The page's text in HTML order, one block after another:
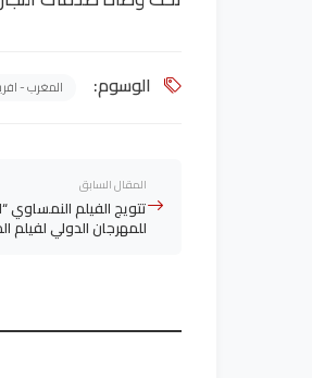
الوسوم: المغرب -
المقال السابق
تتويج الفيلم النمساوي
للمهرجان الدولي لفيلم